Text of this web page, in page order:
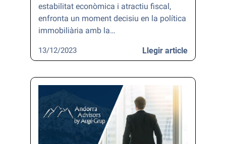
estabilitat econòmica i atractiu fiscal,
enfronta un moment decisiu en la política
immobiliària amb la…
Llegir article
13/12/2023